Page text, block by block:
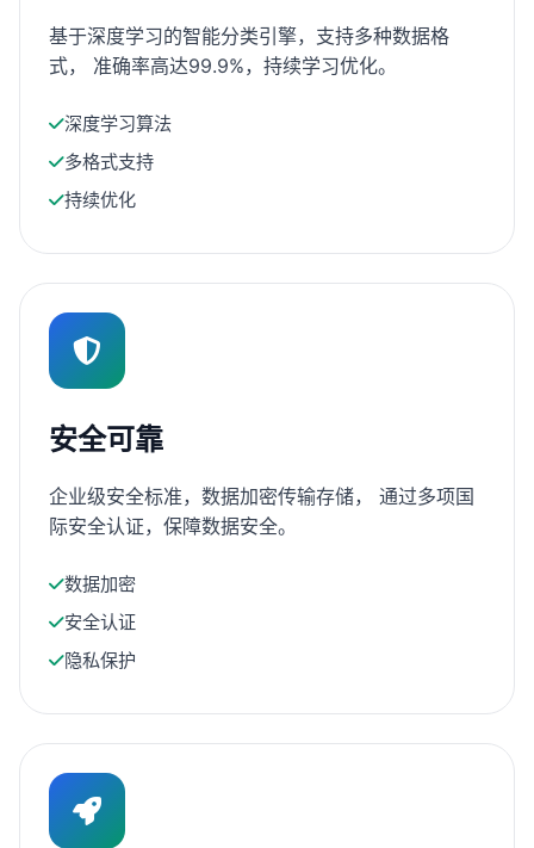
基于深度学习的智能分类引擎，支持多种数据格
式， 准确率高达99.9%，持续学习优化。
深度学习算法
多格式支持
持续优化
安全可靠
企业级安全标准，数据加密传输存储， 通过多项国
际安全认证，保障数据安全。
数据加密
安全认证
隐私保护